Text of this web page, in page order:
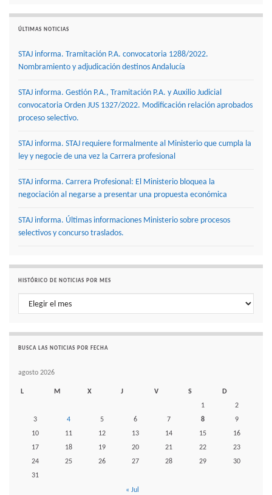
ÚLTIMAS NOTICIAS
STAJ informa. Tramitación P.A. convocatoria 1288/2022.
Nombramiento y adjudicación destinos Andalucía
STAJ informa. Gestión P.A., Tramitación P.A. y Auxilio Judicial
convocatoria Orden JUS 1327/2022. Modificación relación aprobados
proceso selectivo.
STAJ informa. STAJ requiere formalmente al Ministerio que cumpla la
ley y negocie de una vez la Carrera profesional
STAJ informa. Carrera Profesional: El Ministerio bloquea la
negociación al negarse a presentar una propuesta económica
STAJ informa. Últimas informaciones Ministerio sobre procesos
selectivos y concurso traslados.
HISTÓRICO DE NOTICIAS POR MES
Histórico de noticias por mes
BUSCA LAS NOTICIAS POR FECHA
agosto 2026
L M X J V S
D
1
2
3
4 5 6 7 8
9
10
11 12 13 14 15
16
17
18 19 20 21 22
23
24
25 26 27 28 29
30
31
« Jul